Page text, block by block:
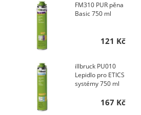
FM310 PUR pěna
Basic 750 ml
121 Kč
illbruck PU010
Lepidlo pro ETICS
systémy 750 ml
167 Kč